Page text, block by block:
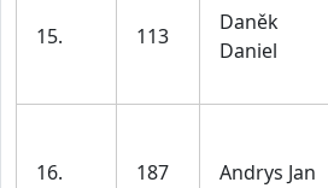
15. 113
Daněk
Daniel
16. 187 Andrys Jan